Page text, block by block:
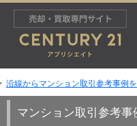
沿線からマンション取引参考事例
マンション取引参考